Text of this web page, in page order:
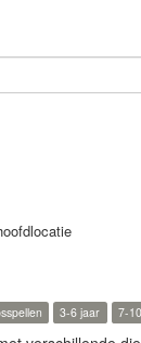
3-6 jaar 7-